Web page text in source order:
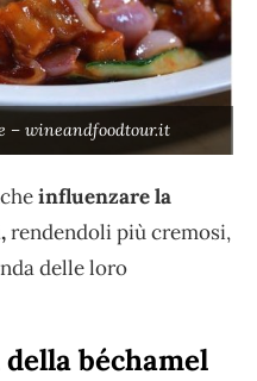
– wineandfoodtour.it
influenzare la
rendendoli più cremosi,
delle loro
béchamel